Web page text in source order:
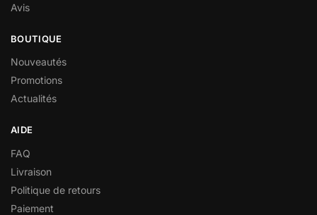
Avis
BOUTIQUE
Nouveautés
Promotions
Actualités
AIDE
FAQ
Livraison
Politique de retours
Paiement